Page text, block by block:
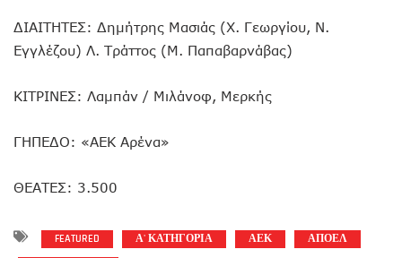
ΔΙΑΙΤΗΤΕΣ: Δημήτρης Μασιάς (Χ. Γεωργίου, Ν.
Εγγλέζου) Λ. Τράττος (Μ. Παπαβαρνάβας)
ΚΙΤΡΙΝΕΣ: Λαμπάν / Μιλάνοφ, Μερκής
ΓΗΠΕΔΟ: «ΑΕΚ Αρένα»
ΘΕΑΤΕΣ: 3.500
FEATURED Α' ΚΑΤΗΓΟΡΙΑ ΑΕΚ
ΑΠΟΕΛ